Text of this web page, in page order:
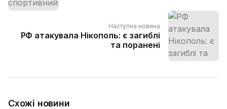
Наступна новина
РФ атакувала Нікополь: є загиблі
та поранені
Схожі новини